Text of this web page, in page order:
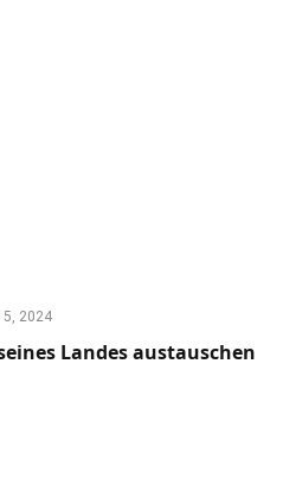
5, 2024
Landes austauschen